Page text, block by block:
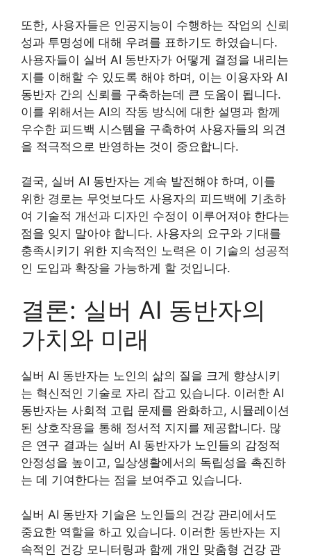
또한, 사용자들은 인공지능이 수행하는 작업의 신뢰
성과 투명성에 대해 우려를 표하기도 하였습니다.
사용자들이 실버 AI 동반자가 어떻게 결정을 내리는
지를 이해할 수 있도록 해야 하며, 이는 이용자와 AI
동반자 간의 신뢰를 구축하는데 큰 도움이 됩니다.
이를 위해서는 AI의 작동 방식에 대한 설명과 함께
우수한 피드백 시스템을 구축하여 사용자들의 의견
을 적극적으로 반영하는 것이 중요합니다.
결국, 실버 AI 동반자는 계속 발전해야 하며, 이를
위한 경로는 무엇보다도 사용자의 피드백에 기초하
여 기술적 개선과 디자인 수정이 이루어져야 한다는
점을 잊지 말아야 합니다. 사용자의 요구와 기대를
충족시키기 위한 지속적인 노력은 이 기술의 성공적
인 도입과 확장을 가능하게 할 것입니다.
결론: 실버 AI 동반자의
가치와 미래
실버 AI 동반자는 노인의 삶의 질을 크게 향상시키
는 혁신적인 기술로 자리 잡고 있습니다. 이러한 AI
동반자는 사회적 고립 문제를 완화하고, 시뮬레이션
된 상호작용을 통해 정서적 지지를 제공합니다. 많
은 연구 결과는 실버 AI 동반자가 노인들의 감정적
안정성을 높이고, 일상생활에서의 독립성을 촉진하
는 데 기여한다는 점을 보여주고 있습니다.
실버 AI 동반자 기술은 노인들의 건강 관리에서도
중요한 역할을 하고 있습니다. 이러한 동반자는 지
속적인 건강 모니터링과 함께 개인 맞춤형 건강 관